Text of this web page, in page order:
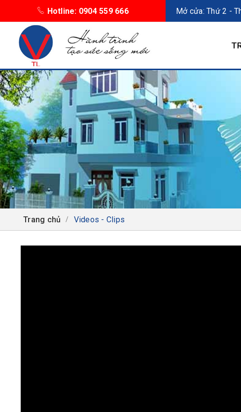
Hotline: 0904 559 666 Mở cửa: Thứ 2 -
Trang chủ / Videos - Clips